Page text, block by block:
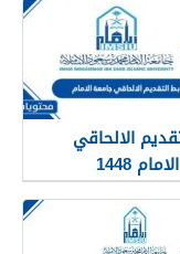
الالحاقي
1448